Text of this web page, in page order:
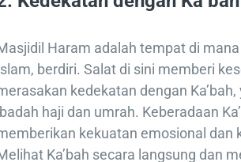
Haram adalah tempat di
berdiri. Salat di sini memberi
kedekatan dengan
haji dan umrah. Keberadaan
kekuatan emosional dan
Ka’bah secara langsung dan